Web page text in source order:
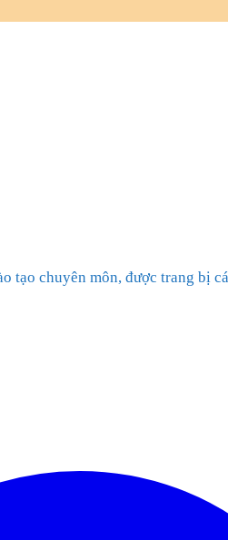
tạo chuyên môn, được trang bị